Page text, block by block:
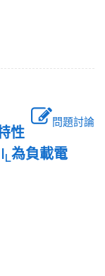
問題討論
性
L為負載電